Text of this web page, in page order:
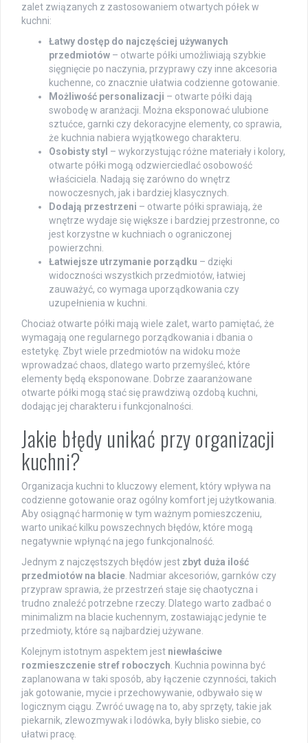
zalet związanych z zastosowaniem otwartych półek w
kuchni:
Łatwy dostęp do najczęściej używanych
przedmiotów – otwarte półki umożliwiają szybkie
sięgnięcie po naczynia, przyprawy czy inne akcesoria
kuchenne, co znacznie ułatwia codzienne gotowanie.
Możliwość personalizacji – otwarte półki dają
swobodę w aranżacji. Można eksponować ulubione
sztućce, garnki czy dekoracyjne elementy, co sprawia,
że kuchnia nabiera wyjątkowego charakteru.
Osobisty styl – wykorzystując różne materiały i kolory,
otwarte półki mogą odzwierciedlać osobowość
właściciela. Nadają się zarówno do wnętrz
nowoczesnych, jak i bardziej klasycznych.
Dodają przestrzeni – otwarte półki sprawiają, że
wnętrze wydaje się większe i bardziej przestronne, co
jest korzystne w kuchniach o ograniczonej
powierzchni.
Łatwiejsze utrzymanie porządku – dzięki
widoczności wszystkich przedmiotów, łatwiej
zauważyć, co wymaga uporządkowania czy
uzupełnienia w kuchni.
Chociaż otwarte półki mają wiele zalet, warto pamiętać, że
wymagają one regularnego porządkowania i dbania o
estetykę. Zbyt wiele przedmiotów na widoku może
wprowadzać chaos, dlatego warto przemyśleć, które
elementy będą eksponowane. Dobrze zaaranżowane
otwarte półki mogą stać się prawdziwą ozdobą kuchni,
dodając jej charakteru i funkcjonalności.
Jakie błędy unikać przy organizacji
kuchni?
Organizacja kuchni to kluczowy element, który wpływa na
codzienne gotowanie oraz ogólny komfort jej użytkowania.
Aby osiągnąć harmonię w tym ważnym pomieszczeniu,
warto unikać kilku powszechnych błędów, które mogą
negatywnie wpłynąć na jego funkcjonalność.
Jednym z najczęstszych błędów jest zbyt duża ilość
przedmiotów na blacie. Nadmiar akcesoriów, garnków czy
przypraw sprawia, że przestrzeń staje się chaotyczna i
trudno znaleźć potrzebne rzeczy. Dlatego warto zadbać o
minimalizm na blacie kuchennym, zostawiając jedynie te
przedmioty, które są najbardziej używane.
Kolejnym istotnym aspektem jest niewłaściwe
rozmieszczenie stref roboczych. Kuchnia powinna być
zaplanowana w taki sposób, aby łączenie czynności, takich
jak gotowanie, mycie i przechowywanie, odbywało się w
logicznym ciągu. Zwróć uwagę na to, aby sprzęty, takie jak
piekarnik, zlewozmywak i lodówka, były blisko siebie, co
ułatwi pracę.